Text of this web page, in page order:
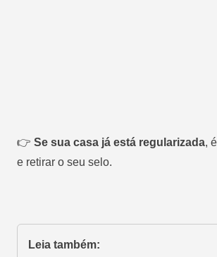
👉 Se sua casa já está regularizada,
e retirar o seu selo.
Leia também: